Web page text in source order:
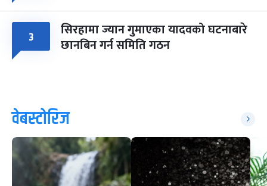
३ सिरहामा ज्यान गुमाएका यादवको घटनाबारे
छानबिन गर्न समिति गठन
वेबस्टोरिज